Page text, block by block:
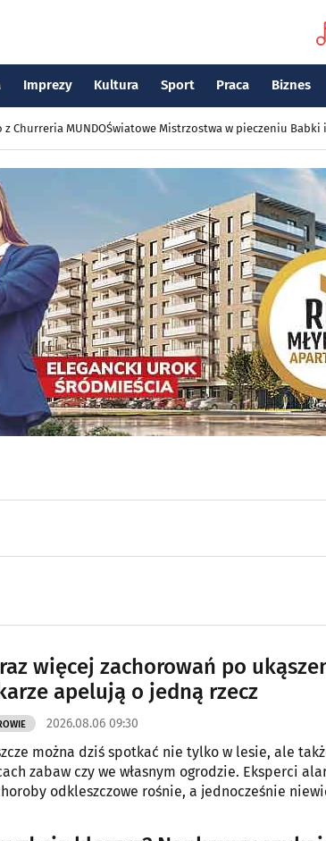
Imprezy Kultura Sport Praca Biznes
z Churreria MUNDOŚwiatowe Mistrzostwa w pieczeniu Babki
więcej zachorowań po
apelują o jedną rzecz
2026.08.06 09:30
można dziś spotkać nie tylko w lesie, ale
zabaw czy we własnym ogrodzie. Eksperci
odkleszczowe rośnie, a jednocześnie